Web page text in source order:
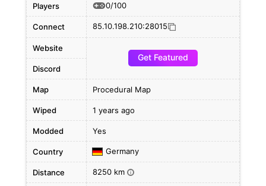
Players 0/100
Connect 85.10.198.210:28015
Website
Get Featured
Discord
Map Procedural Map
Wiped 1 years ago
Modded Yes
Country Germany
Distance 8250 km i